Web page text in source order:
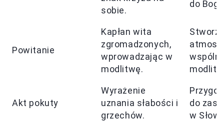
sobie.
do
Powitanie
Kapłan wita
zgromadzonych,
wprowadzając w
modlitwę.
Akt pokuty
Wyrażenie
uznania słabości i
grzechów.
do
w